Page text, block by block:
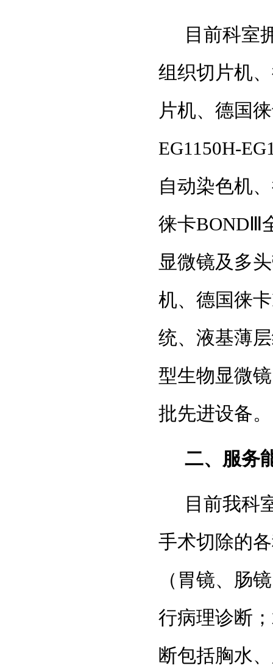
目前科室
组织切片机
片机、德国
EG1150H-
自动染色机
徕卡BONDⅢ
显微镜及多
机、德国徕
统、液基薄
型生物显微
批先进设备。
二、服务
目前我科
手术切除的
（胃镜、肠
行病理诊断
断包括胸水